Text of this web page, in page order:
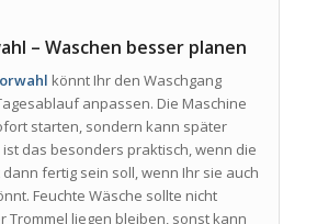
– Waschen besser planen
könnt Ihr den Waschgang
anpassen. Die Maschine
starten, sondern kann später
ist das besonders praktisch, wenn die
fertig sein soll, wenn Ihr sie auch
Feuchte Wäsche sollte nicht
Trommel liegen bleiben, sonst kann